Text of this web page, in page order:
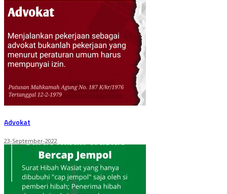
Advokat
23-September-2022